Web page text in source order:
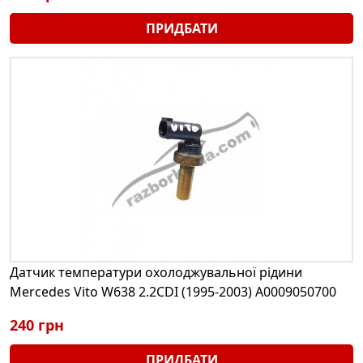
ПРИДБАТИ
Датчик температури охолоджувальної рідини
Mercedes Vito W638 2.2CDI (1995-2003) A0009050700
240 грн
ПРИДБАТИ